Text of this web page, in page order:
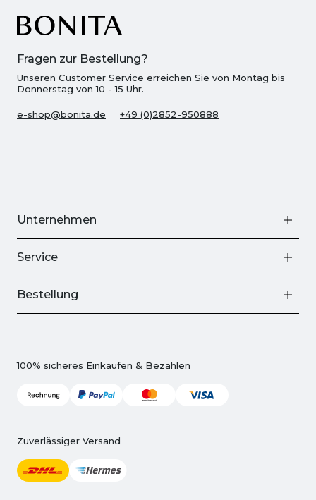
Fragen zur Bestellung?
Unseren Customer Service erreichen Sie von Montag bis
Donnerstag von 10 - 15 Uhr.
e-shop@bonita.de +49 (0)2852-950888
Unternehmen
Service
Bestellung
100% sicheres Einkaufen & Bezahlen
Zuverlässiger Versand